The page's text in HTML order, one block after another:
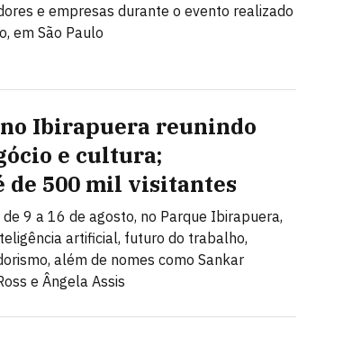
e empresas durante o evento realizado
em São Paulo
no Ibirapuera reunindo
e cultura;
de 500 mil visitantes
9 a 16 de agosto, no Parque Ibirapuera,
artificial, futuro do trabalho,
além de nomes como Sankar
e Ângela Assis